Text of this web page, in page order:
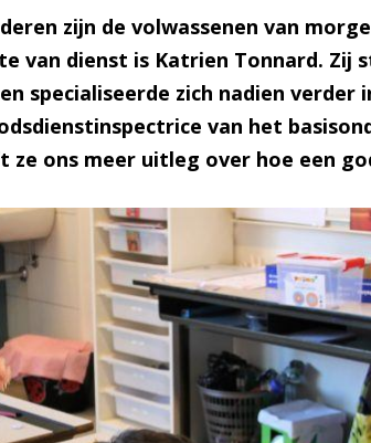
zijn de volwassenen van
van dienst is Katrien Tonnard. Zij
specialiseerde zich nadien verder
van het
ze ons meer uitleg over hoe een